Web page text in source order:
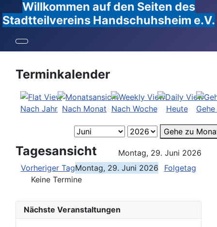
Willkommen auf den Seiten des
Stadtteilvereins Handschuhsheim e.V.
Terminkalender
Nach Jahr Nach Monat Nach Woche Heute
Gehe zu
Tagesansicht
Montag, 29. Juni 2026
Vorheriger TagMontag, 29. Juni 2026
Folgetag
Keine Termine
Nächste Veranstaltungen